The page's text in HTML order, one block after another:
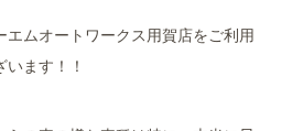
エムオートワークス用賀店をご利用
ます！！